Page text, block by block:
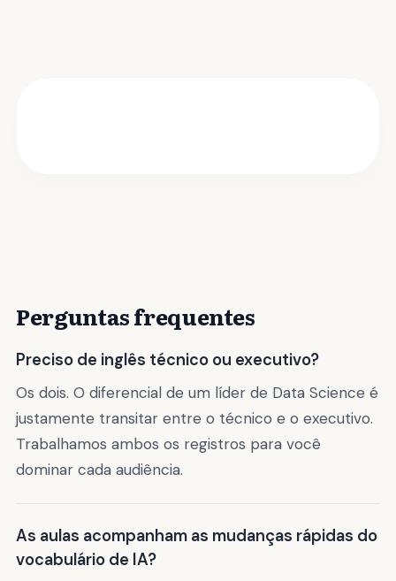
Perguntas frequentes
Preciso de inglês técnico ou executivo?
Os dois. O diferencial de um líder de Data Science é
justamente transitar entre o técnico e o executivo.
Trabalhamos ambos os registros para você
dominar cada audiência.
As aulas acompanham as mudanças rápidas do
vocabulário de IA?